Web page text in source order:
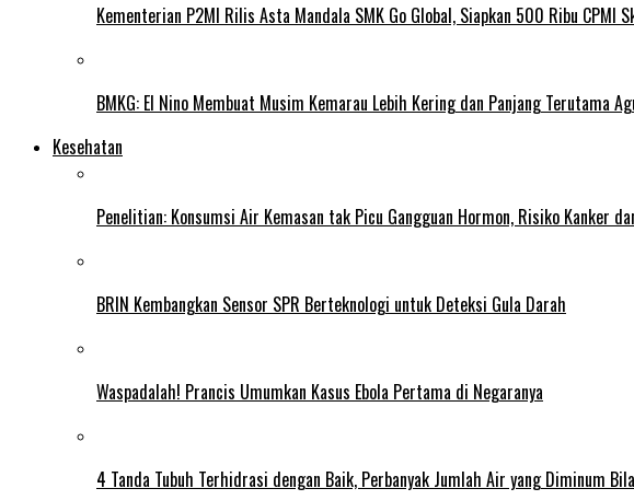
Kementerian P2MI Rilis Asta Mandala SMK Go Global, Siapkan 500 Ribu CPMI
BMKG: El Nino Membuat Musim Kemarau Lebih Kering dan Panjang Terutama
Kesehatan
Penelitian: Konsumsi Air Kemasan tak Picu Gangguan Hormon, Risiko Kanker
BRIN Kembangkan Sensor SPR Berteknologi untuk Deteksi Gula Darah
Waspadalah! Prancis Umumkan Kasus Ebola Pertama di Negaranya
4 Tanda Tubuh Terhidrasi dengan Baik, Perbanyak Jumlah Air yang Diminum